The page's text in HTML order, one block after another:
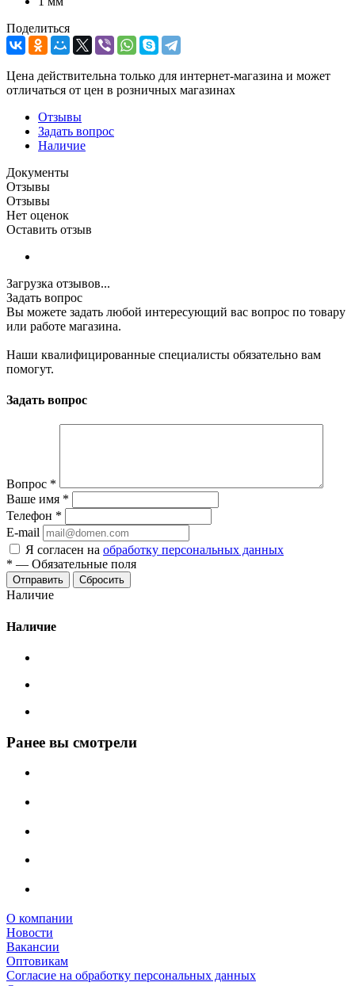
Поделиться
Цена действительна только для интернет-магазина и может
отличаться от цен в розничных магазинах
Отзывы
Задать вопрос
Наличие
Документы
Отзывы
Отзывы
Нет оценок
Оставить отзыв
Загрузка отзывов...
Задать вопрос
Вы можете задать любой интересующий вас вопрос по товару
или работе магазина.
Наши квалифицированные специалисты обязательно вам
помогут.
Задать вопрос
Вопрос *
Ваше имя *
Телефон *
E-mail
Я согласен на обработку персональных данных
* — Обязательные поля
Сбросить
Наличие
Наличие
Ранее вы смотрели
О компании
Новости
Вакансии
Оптовикам
Cогласие на обработку персональных данных